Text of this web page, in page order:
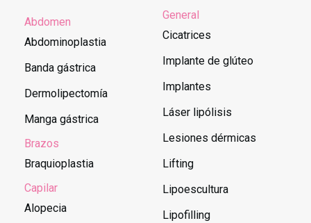
Abdomen
Abdominoplastia
Banda gástrica
Dermolipectomía
Manga gástrica
Brazos
Braquioplastia
Capilar
Alopecia
General
Cicatrices
Implante de glúteo
Implantes
Láser lipólisis
Lesiones dérmicas
Lifting
Lipoescultura
Lipofilling